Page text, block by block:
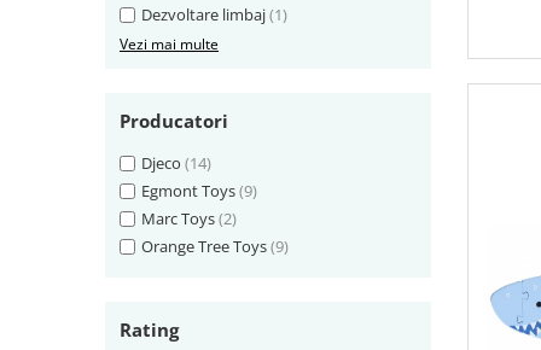
Dezvoltare limbaj(1)
Vezi mai multe
Producatori
Djeco (14)
Egmont Toys(9)
Marc Toys(2)
Orange Tree Toys(9)
Rating